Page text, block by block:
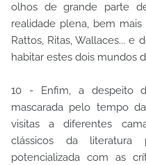
olhos de grande parte
realidade plena, bem
Rattos, Ritas, Wallaces... e
habitar estes dois mundos
10 - Enfim, a despeito
mascarada pelo tempo
visitas a diferentes
clássicos da
potencializada com as